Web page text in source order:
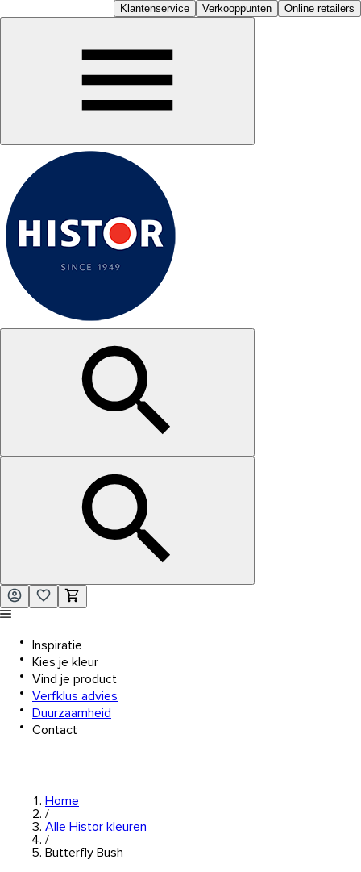
Klantenservice Verkooppunten Online retailers
Inspiratie
Kies je kleur
Vind je product
Verfklus advies
Duurzaamheid
Contact
Home
/
Alle Histor kleuren
/
Butterfly Bush